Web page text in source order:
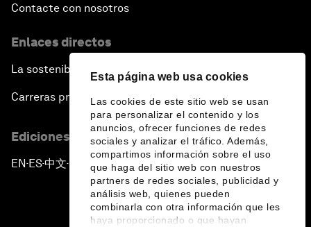
Esta página web usa cookies
Las cookies de este sitio web se usan
para personalizar el contenido y los
anuncios, ofrecer funciones de redes
sociales y analizar el tráfico. Además,
compartimos información sobre el uso
que haga del sitio web con nuestros
partners de redes sociales, publicidad y
análisis web, quienes pueden
combinarla con otra información que les
haya proporcionado o que hayan
Contacte con nosotros
Enlaces directos
La sostenibilidad en el Foro
Carreras profesionales
Ediciones en otros idiomas
EN ▪ES▪中文▪ 日本語